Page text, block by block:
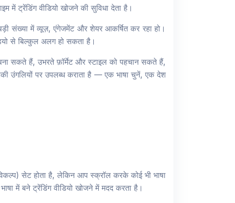
में ट्रेंडिंग वीडियो खोजने की सुविधा देता है।
संख्या में व्यूज़, एंगेजमेंट और शेयर आकर्षित कर रहा हो।
से बिल्कुल अलग हो सकता है।
सकते हैं, उभरते फ़ॉर्मेट और स्टाइल को पहचान सकते हैं,
उंगलियों पर उपलब्ध कराता है — एक भाषा चुनें, एक देश
सेट होता है, लेकिन आप स्क्रॉल करके कोई भी भाषा
में बने ट्रेंडिंग वीडियो खोजने में मदद करता है।